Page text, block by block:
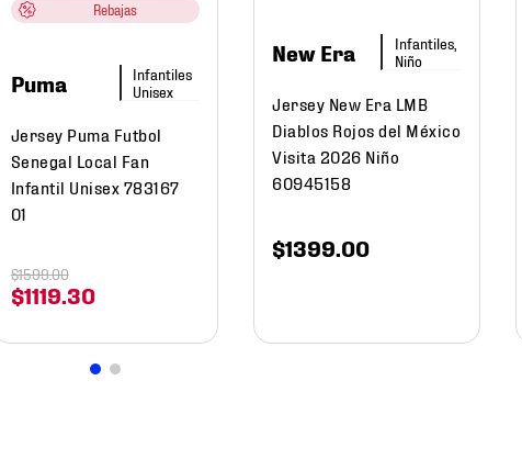
Rebajas
Puma
Jersey Puma Futbol
Senegal Local Fan
Infantil Unisex 783167
01
$1119.30
$1599.00
New Era
Infantiles,
Niño
Jersey New Era LMB
Diablos Rojos del México
Visita 2026 Niño
60945158
$1399.00